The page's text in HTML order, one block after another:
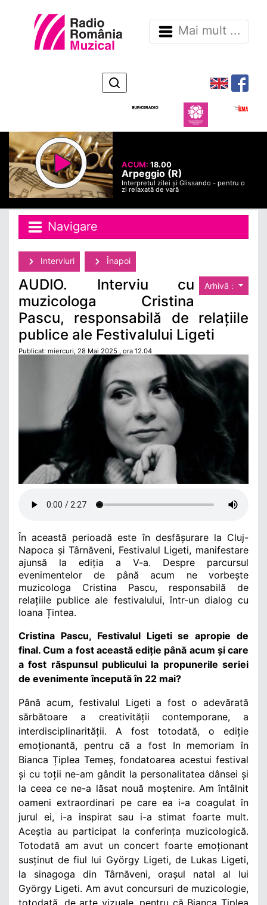
Mai mult ...
ACUM:18.00
Arpeggio (R)
Interpretul zilei și Glissando - pentru o
zi relaxată de vară
Navigare
Interviuri Înapoi
Arhivă :
AUDIO. Interviu cu
muzicologa Cristina
Pascu, responsabilă de relațiile
publice ale Festivalului Ligeti
Publicat: miercuri, 28 Mai 2025 , ora 12.04
În această perioadă este în desfășurare la Cluj-
Napoca și Târnăveni, Festivalul Ligeti, manifestare
ajunsă la ediția a V-a.
Despre parcursul
evenimentelor de până acum
ne vorbește
muzicologa Cristina Pascu, responsabilă de
relațiile publice ale festivalului, într-un dialog cu
Ioana Țintea.
Cristina Pascu, Festivalul Ligeti se apropie de
final. Cum a fost această ediție până acum și care
a fost răspunsul publicului la propunerile seriei
de evenimente începută în 22 mai?
Până acum, festivalul Ligeti a fost o adevărată
sărbătoare a creativității contemporane, a
interdisciplinarității. A fost totodată, o ediție
emoționantă, pentru că a fost In memoriam în
Bianca Țiplea Temeș, fondatoarea acestui festival
și cu toții ne-am gândit la personalitatea dânsei și
la ceea ce ne-a lăsat nouă moștenire. Am întâlnit
oameni extraordinari pe care ea i-a coagulat în
jurul ei, i-a inspirat sau i-a stimat foarte mult.
Aceștia au participat la conferința muzicologică.
Totodată am avut un concert foarte emoționant
susținut de fiul lui György Ligeti, de Lukas Ligeti,
la sinagoga din Târnăveni, orașul natal al lui
György Ligeti. Am avut concursuri de muzicologie,
totodată, de arte vizuale, pentru că Bianca Țiplea